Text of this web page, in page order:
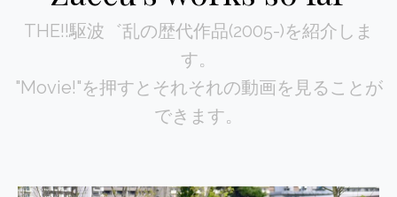
THE!!駆波゛乱の歴代作品(2005-)を紹介しま
す。
"Movie!"を押すとそれそれの動画を見ることが
できます。